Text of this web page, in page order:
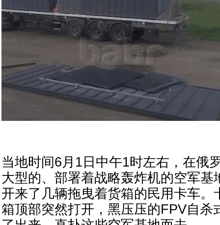
当地时间6月1日中午1时左右，在俄
大型的、部署着战略轰炸机的空军基
开来了几辆拖曳着货箱的民用卡车。
箱顶部突然打开，黑压压的FPV自杀